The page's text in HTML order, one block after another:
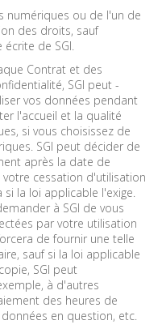
numériques ou de l'un de
des droits, sauf
de SGI.
Contrat et des
SGI peut -
vos données pendant
l'accueil et la qualité
si vous choisissez de
SGI peut décider de
après la date de
cessation d'utilisation
la loi applicable l'exige.
à SGI de vous
par votre utilisation
de fournir une telle
sauf si la loi applicable
SGI peut
à d'autres
des heures de
en question, etc.